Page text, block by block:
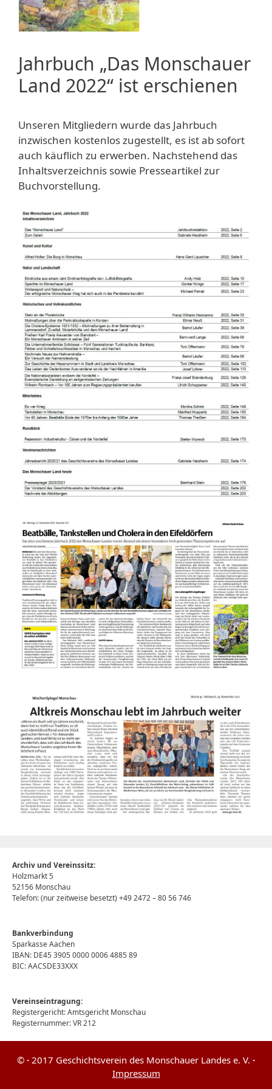
Jahrbuch „Das Monschauer
Land 2022“ ist erschienen
Unseren Mitgliedern wurde das Jahrbuch
inzwischen kostenlos zugestellt, es ist ab sofort
auch käuflich zu erwerben. Nachstehend das
Inhaltsverzeichnis sowie Presseartikel zur
Buchvorstellung.
Archiv und Vereinssitz:
Holzmarkt 5
52156 Monschau
Telefon: (nur zeitweise besetzt) +49 2472 – 80 56 746
Bankverbindung
Sparkasse Aachen
IBAN: DE45 3905 0000 0006 4885 89
BIC: AACSDE33XXX
Vereinseintragung:
Registergericht: Amtsgericht Monschau
Registernummer: VR 212
© · 2017 Geschichtsverein des Monschauer Landes e. V. ·
Impressum